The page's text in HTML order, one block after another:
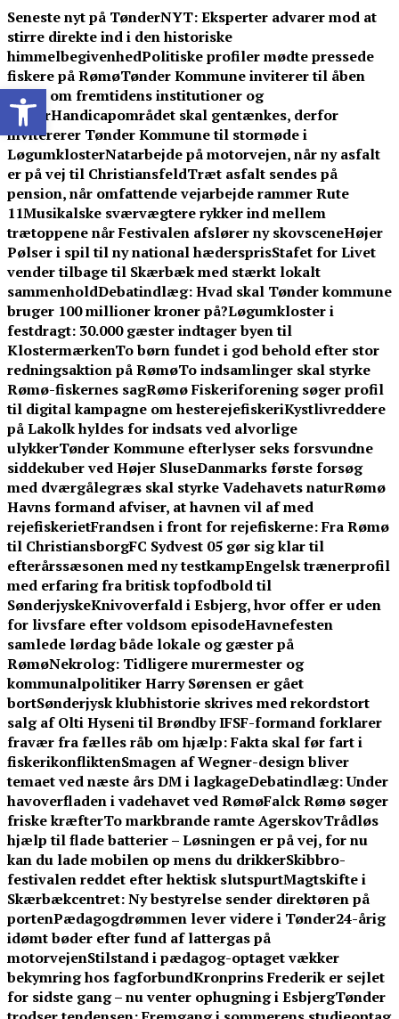
Skip
to
content
Seneste nyt på TønderNYT:Eksperter advarer mod at
stirre direkte ind i den historiske
himmelbegivenhedPolitiske profiler mødte pressede
fiskere på RømøTønder Kommune inviterer til åben
debat om fremtidens institutioner og
skolerHandicapområdet skal gentænkes, derfor
invitererer Tønder Kommune til stormøde i
LøgumklosterNatarbejde på motorvejen, når ny asfalt
er på vej til ChristiansfeldTræt asfalt sendes på
pension, når omfattende vejarbejde rammer Rute
11Musikalske sværvægtere rykker ind mellem
trætoppene når Festivalen afslører ny skovsceneHøjer
Pølser i spil til ny national hædersprisStafet for Livet
vender tilbage til Skærbæk med stærkt lokalt
sammenholdDebatindlæg: Hvad skal Tønder kommune
bruger 100 millioner kroner på?Løgumkloster i
festdragt: 30.000 gæster indtager byen til
KlostermærkenTo børn fundet i god behold efter stor
redningsaktion på RømøTo indsamlinger skal styrke
Rømø-fiskernes sagRømø Fiskeriforening søger profil
til digital kampagne om hesterejefiskeriKystlivreddere
på Lakolk hyldes for indsats ved alvorlige
ulykkerTønder Kommune efterlyser seks forsvundne
siddekuber ved Højer SluseDanmarks første forsøg
med dværgålegræs skal styrke Vadehavets naturRømø
Havns formand afviser, at havnen vil af med
rejefiskerietFrandsen i front for rejefiskerne: Fra Rømø
til ChristiansborgFC Sydvest 05 gør sig klar til
efterårssæsonen med ny testkampEngelsk trænerprofil
med erfaring fra britisk topfodbold til
SønderjyskeKnivoverfald i Esbjerg, hvor offer er uden
for livsfare efter voldsom episodeHavnefesten
samlede lørdag både lokale og gæster på
RømøNekrolog: Tidligere murermester og
kommunalpolitiker Harry Sørensen er gået
bortSønderjysk klubhistorie skrives med rekordstort
salg af Olti Hyseni til Brøndby IFSF-formand forklarer
fravær fra fælles råb om hjælp: Fakta skal før fart i
fiskerikonfliktenSmagen af Wegner-design bliver
temaet ved næste års DM i lagkageDebatindlæg: Under
havoverfladen i vadehavet ved RømøFalck Rømø søger
friske kræfterTo markbrande ramte AgerskovTrådløs
hjælp til flade batterier – Løsningen er på vej, for nu
kan du lade mobilen op mens du drikkerSkibbro-
festivalen reddet efter hektisk slutspurtMagtskifte i
Skærbækcentret: Ny bestyrelse sender direktøren på
portenPædagogdrømmen lever videre i Tønder24-årig
idømt bøder efter fund af lattergas på
motorvejenStilstand i pædagog-optaget vækker
bekymring hos fagforbundKronprins Frederik er sejlet
for sidste gang – nu venter ophugning i EsbjergTønder
Open toolbar